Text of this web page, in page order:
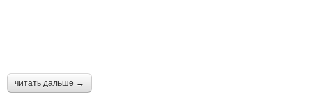
читать дальше →